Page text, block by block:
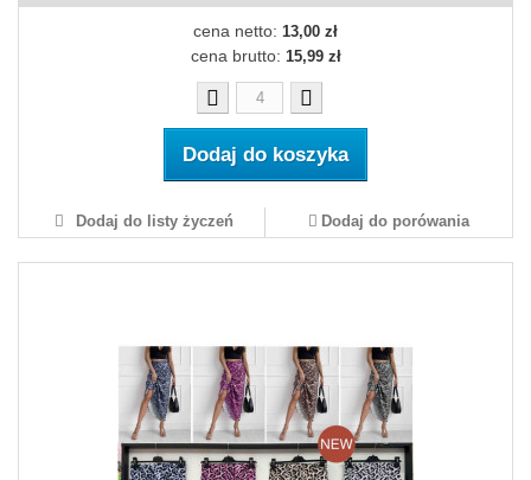
cena netto: 13,00 zł
cena brutto: 15,99 zł
Dodaj do koszyka
Dodaj do listy życzeń Dodaj do porówania